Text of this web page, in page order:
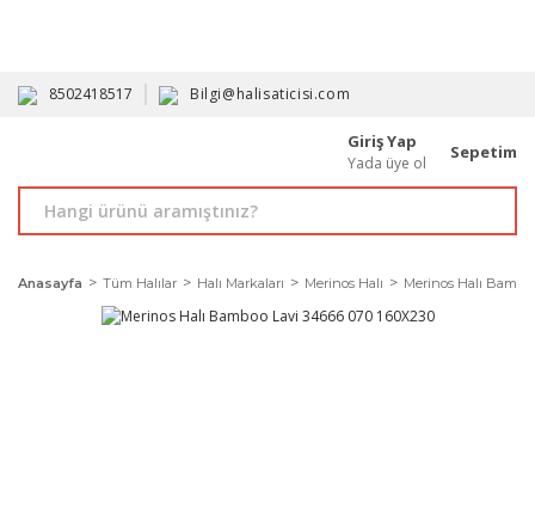
8502418517 Bilgi@halisaticisi.com
Giriş Yap
Yada üye ol
Sepetim
Anasayfa Tüm Halılar Halı Markaları Merinos Halı Merinos Halı